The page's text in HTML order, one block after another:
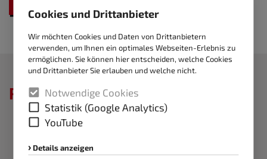
Cookies und Drittanbieter
Wir möchten Cookies und Daten von Drittanbietern
verwenden, um Ihnen ein optimales Webseiten-Erlebnis zu
ermöglichen. Sie können hier entscheiden, welche Cookies
und Drittanbieter Sie erlauben und welche nicht.
Notwendige Cookies
Statistik (Google Analytics)
YouTube
Details anzeigen
RSAB NEWS